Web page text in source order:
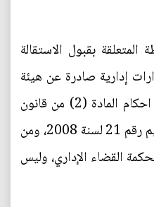
بقبول الاستقالة
إدارية صادرة عن هيئة
إدارية أنشأها القانون بموجب احكام المادة (2) من قانون
المحافظات غير المنتظمة بإقليم رقم 21 لسنة 2008، ومن
القضاء الإداري، وليس